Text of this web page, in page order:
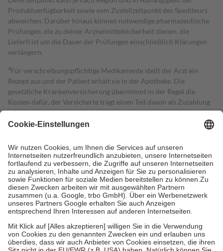
Produktverfügbarkeit sowie vom Zustellzeitpunkt des Spediteurs
abweichen. Darüber hinaus können notwendige pharmazeutische
Prüfungen, die zu deiner Arzneimittelsicherheit dienen, die
Lieferfrist um die Dauer der Prüfungen einschließlich Klärungen
verlängern.
4Für verschreibungspflichtige Medikamente stellt der Arzt ein
Rezept aus und der Patient erhält sie in der Apotheke. Die
gesetzliche Krankenversicherung übernimmt in der Regel die
Kosten dafür, der Versicherte trägt einen Teil davon als Zuzahlung
mit.
Grundsätzlich leisten Mitglieder Zuzahlungen in Höhe von zehn
höchstens zehn Euro.
Es sind jedoch nie mehr als die tatsächlichen
Kosten der Leistung zu entrichten.
Diese Regeln gelten grundsätzlich auch für Online-Apotheken.
Bei Heilmitteln und häuslicher Krankenpflege beträgt die
Zuzahlung zehn Prozent der Kosten sowie zehn Euro je
Verordnung.
Um das Engagement der Versicherten für ihre eigene Gesundheit zu
stärken und die besondere Stellung der Familie zu unterstützen,
fallenkeine Zuzahlungenan bei:
• Kindern und Jugendlichen bis zum vollendeten 18. Lebensjahr
mit Ausnahme der Fahrkosten